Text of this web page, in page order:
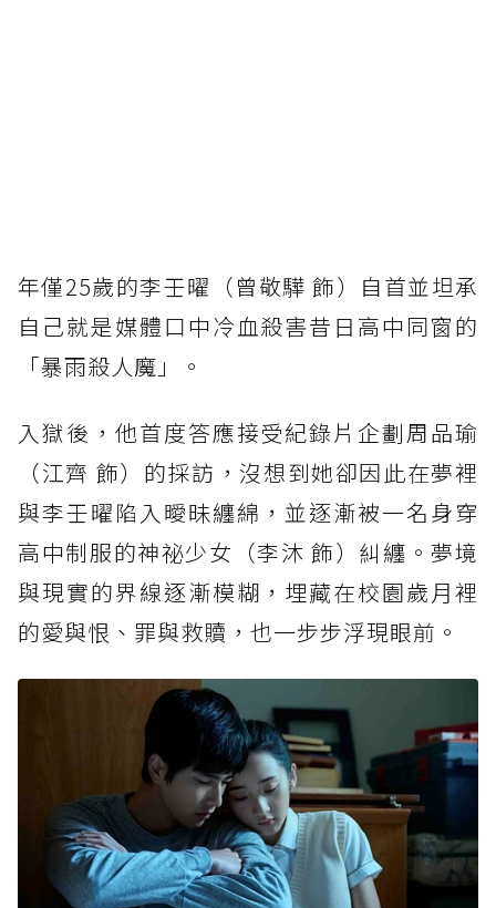
年僅25歲的李壬曜（曾敬驊 飾）自首並坦承
自己就是媒體口中冷血殺害昔日高中同窗的
「暴雨殺人魔」。
入獄後，他首度答應接受紀錄片企劃周品瑜
（江齊 飾）的採訪，沒想到她卻因此在夢裡
與李壬曜陷入曖昧纏綿，並逐漸被一名身穿
高中制服的神祕少女（李沐 飾）糾纏。夢境
與現實的界線逐漸模糊，埋藏在校園歲月裡
的愛與恨、罪與救贖，也一步步浮現眼前。